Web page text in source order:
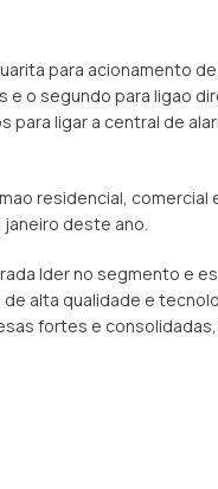
para
o segundo para ligao
ligar a central de
residencial, comercial
janeiro deste ano.
lder no segmento e
alta qualidade e
fortes e